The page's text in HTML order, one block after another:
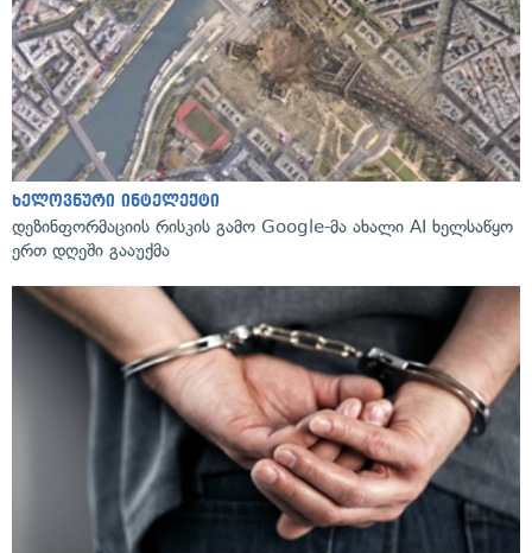
ხელოვნური ინტელექტი
დეზინფორმაციის რისკის გამო Google-მა ახალი AI ხელსაწყო
ერთ დღეში გააუქმა